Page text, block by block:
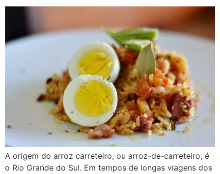
A origem do arroz carreteiro, ou arroz-de-carreteiro, é
o Rio Grande do Sul. Em tempos de longas viagens dos